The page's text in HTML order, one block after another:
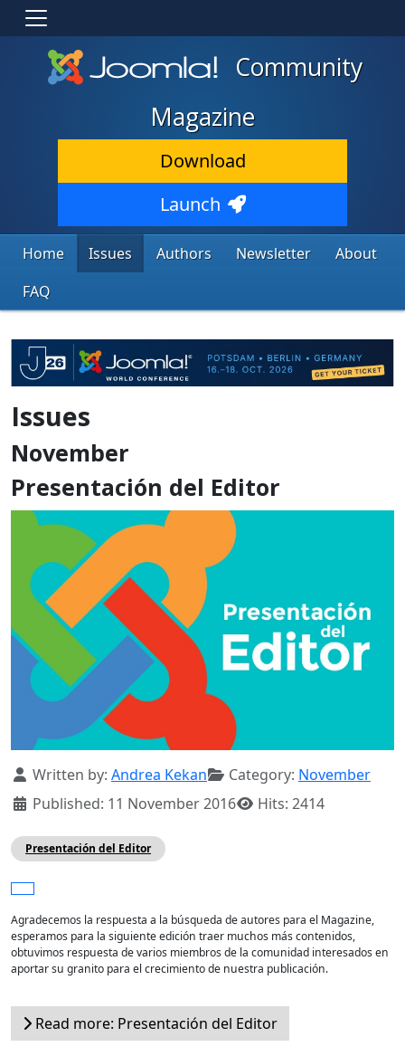
Community
Magazine
Download
Launch
Home Issues Authors Newsletter
About
FAQ
Issues
November
Presentación del Editor
Details
Written by: Andrea Kekan Category: November
Published: 11 November 2016
Hits: 2414
Presentación del Editor
Agradecemos la respuesta a la búsqueda de autores para el Magazine,
esperamos para la siguiente edición traer muchos más contenidos,
obtuvimos respuesta de varios miembros de la comunidad interesados en
aportar su granito para el crecimiento de nuestra publicación.
Read more: Presentación del Editor